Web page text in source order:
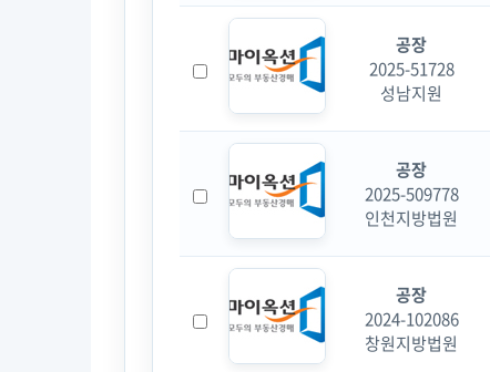
공장
2025-51728
성남지원
공장
2025-509778
인천지방법원
공장
2024-102086
창원지방법원